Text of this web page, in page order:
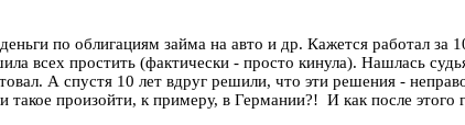
по облигациям займа на авто и др. Кажется работал за
всех простить (фактически - просто кинула). Нашлась
А спустя 10 лет вдруг решили, что эти решения -
произойти, к примеру, в Германии?! И как после этого